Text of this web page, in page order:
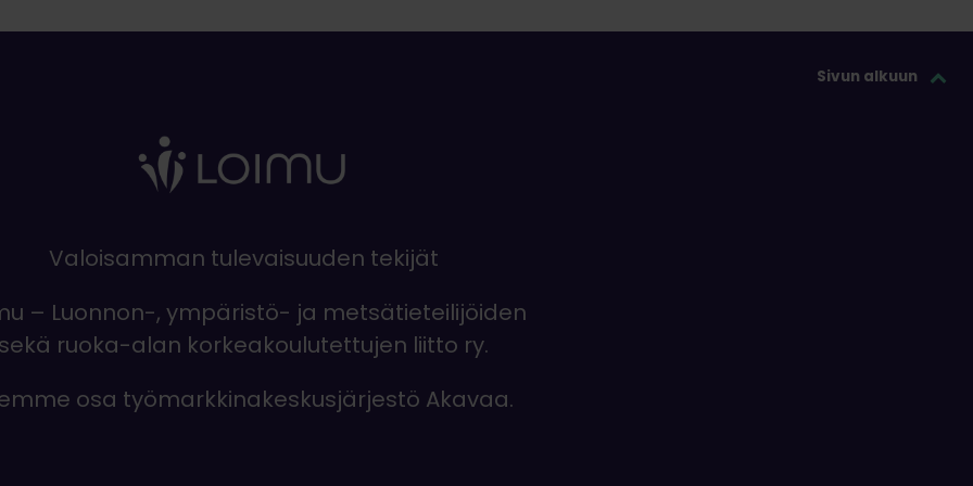
Sivun alkuun
Valoisamman tulevaisuuden tekijät
– Luonnon-, ympäristö- ja metsätieteilijöiden
sekä ruoka-alan korkeakoulutettujen liitto ry.
osa työmarkkinakeskusjärjestö Akavaa.